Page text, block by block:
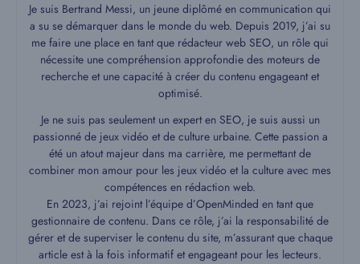
Je suis Bertrand Messi, un jeune diplômé en communication qui
a su se démarquer dans le monde du web. Depuis 2019, j’ai su
me faire une place en tant que rédacteur web SEO, un rôle qui
nécessite une compréhension approfondie des moteurs de
recherche et une capacité à créer du contenu engageant et
optimisé.
Je ne suis pas seulement un expert en SEO, je suis aussi un
passionné de jeux vidéo et de culture urbaine. Cette passion a
été un atout majeur dans ma carrière, me permettant de
combiner mon amour pour les jeux vidéo et la culture avec mes
compétences en rédaction web.
En 2023, j’ai rejoint l’équipe d’OpenMinded en tant que
gestionnaire de contenu. Dans ce rôle, j’ai la responsabilité de
gérer et de superviser le contenu du site, m’assurant que chaque
article est à la fois informatif et engageant pour les lecteurs.